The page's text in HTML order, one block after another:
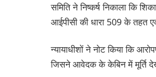
समिति ने निष्कर्ष निकाला कि
आईपीसी की धारा 509 के तहत
न्यायाधीशों ने नोट किया कि
जिसने आवेदक के केबिन में मूर्ति